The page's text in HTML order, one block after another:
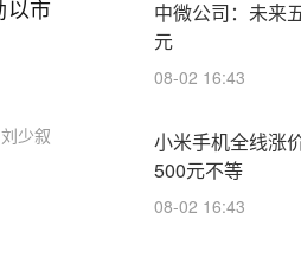
以市
少叙
中微公司：未来
元
08-02 16:43
小米手机全线涨
500元不等
08-02 16:43